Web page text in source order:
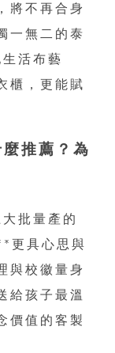
將不再合身
一無二的泰
活布藝
櫃，更能賦
推薦？為
批量產的
更具心思與
與校徽量身
給孩子最溫
價值的客製